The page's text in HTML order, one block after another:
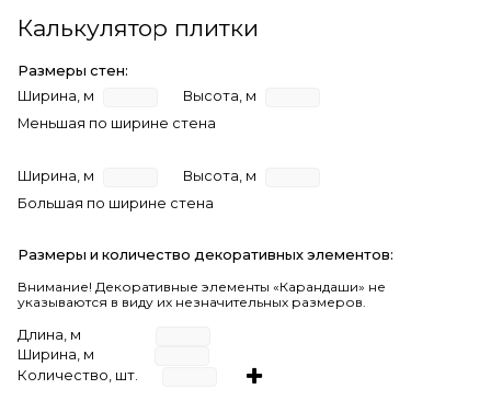
Калькулятор плитки
Размеры стен:
Ширина, м
Высота, м
Меньшая по ширине стена
Ширина, м
Высота, м
Большая по ширине стена
Размеры и количество декоративных элементов:
Внимание! Декоративные элементы «Карандаши» не
указываются в виду их незначительных размеров.
Длина, м
Ширина, м
Количество, шт.